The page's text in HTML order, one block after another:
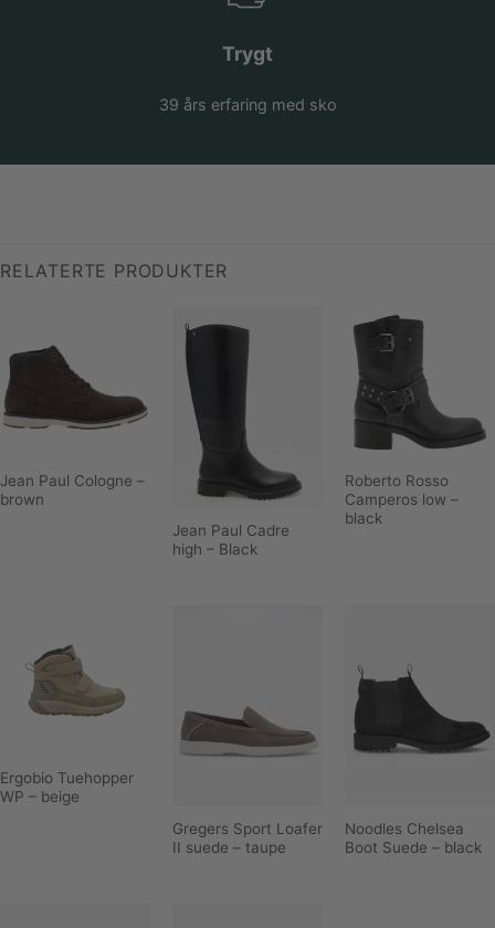
Trygt
39 års erfaring med sko
RELATERTE PRODUKTER
Jean Paul Cologne –
brown
Jean Paul Cadre
high – Black
Roberto Rosso
Camperos low –
black
Ergobio Tuehopper
WP – beige
Gregers Sport Loafer
II suede – taupe
Noodles Chelsea
Boot Suede – black